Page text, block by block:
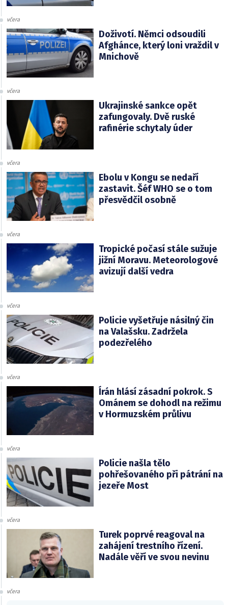
včera
Doživotí. Němci odsoudili
Afghánce, který loni vraždil v
Mnichově
včera
Ukrajinské sankce opět
zafungovaly. Dvě ruské
rafinérie schytaly úder
včera
Ebolu v Kongu se nedaří
zastavit. Šéf WHO se o tom
přesvědčil osobně
včera
Tropické počasí stále sužuje
jižní Moravu. Meteorologové
avizují další vedra
včera
Policie vyšetřuje násilný čin
na Valašsku. Zadržela
podezřelého
včera
Írán hlásí zásadní pokrok. S
Ománem se dohodl na režimu
v Hormuzském průlivu
včera
Policie našla tělo
pohřešovaného při pátrání na
jezeře Most
včera
Turek poprvé reagoval na
zahájení trestního řízení.
Nadále věří ve svou nevinu
včera